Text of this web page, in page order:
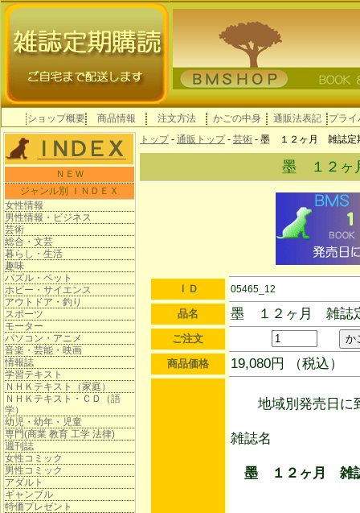
ショップ概要 商品情報 注文方法 かごの中身 通販法表記 プライ
ＮＥＷ
ジャンル別 ＩＮＤＥＸ
女性情報
男性情報・ビジネス
芸術
総合・文芸
暮らし・生活
趣味
パズル・ペット
ホビー・サイエンス
アウトドア・釣り
スポーツ
モーター
パソコン・アニメ
音楽・芸能・映画
情報誌
学習テキスト
ＮＨＫテキスト（家庭）
ＮＨＫテキスト・ＣＤ（語
学）
幼児・幼年・児童
専門(商業 教育 工学 法律)
週刊誌
女性コミック
男性コミック
アダルト
ギャンブル
特価プレゼント
トップ- 通販トップ- 芸術 - 墨 １２ヶ月 雑誌定
墨 １２ヶ
ＩＤ 05465_12
品名 墨 １２ヶ月 雑誌
ご注文
商品価格 19,080円 （税込）
地域別発売日に
雑誌名
墨 １２ヶ月 雑